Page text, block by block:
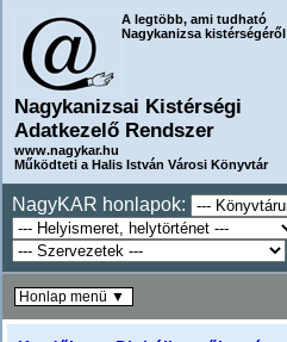
A legtöbb, ami tudható
Nagykanizsa kistérségéről
Nagykanizsai Kistérségi
Adatkezelő Rendszer
www.nagykar.hu
Működteti a Halis István Városi Könyvtár
NagyKAR honlapok:
Honlap menü ▼